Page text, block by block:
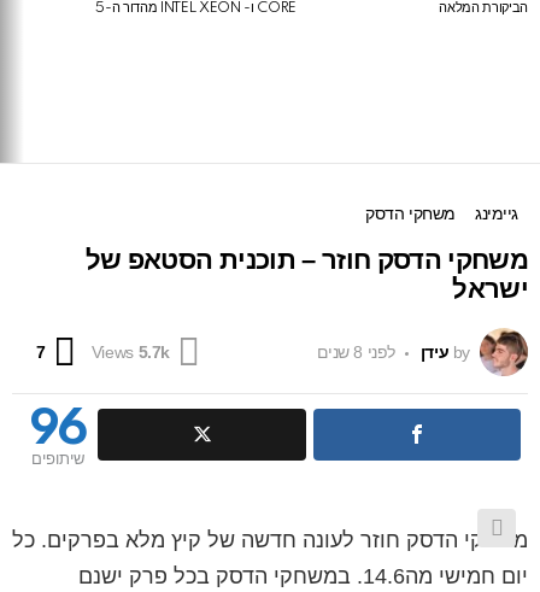
הביקורת המלאה
CORE ו- INTEL XEON מהדור ה-5
גיימינג משחקי הדסק
משחקי הדסק חוזר – תוכנית הסטאפ של
ישראל
by עידן לפני 8 שנים 5.7k
Views
7
96
שיתופים
משחקי הדסק חוזר לעונה חדשה של קיץ מלא בפרקים. כל
יום חמישי מה14.6. במשחקי הדסק בכל פרק ישנם